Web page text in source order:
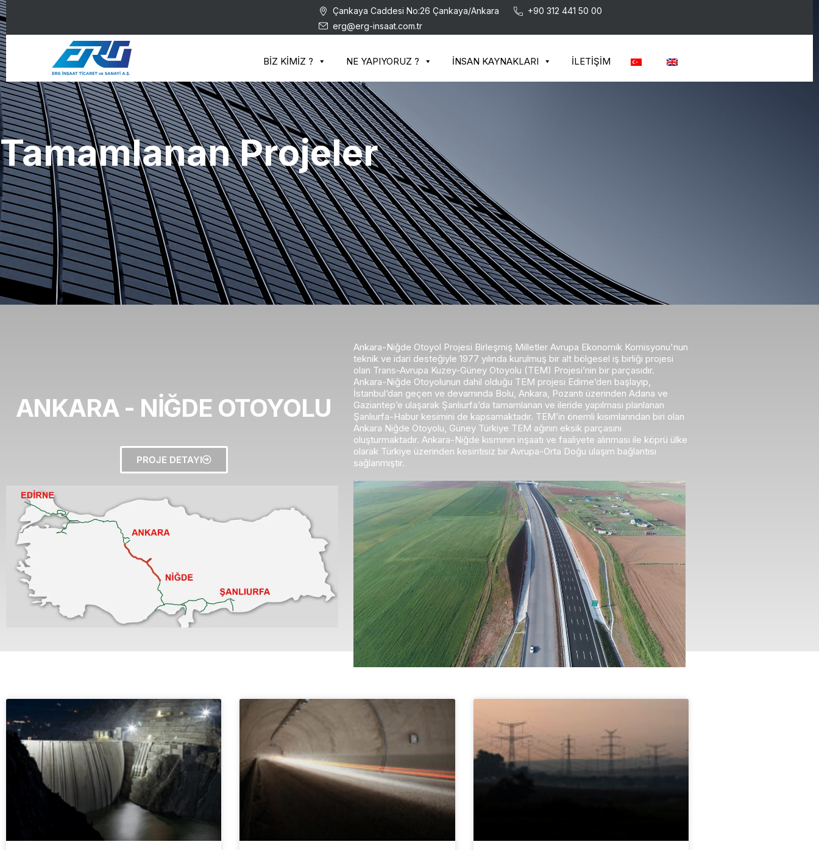
Çankaya Caddesi No:26 Çankaya/Ankara
+90 312 441 50 00
erg@erg-insaat.com.tr
BİZ KİMİZ ? NE YAPIYORUZ ? İNSAN KAYNAKLARI İLETİŞİM
Tamamlanan Projeler
ANKARA - NİĞDE OTOYOLU
PROJE DETAYI
Ankara-Niğde Otoyol Projesi Birleşmiş Milletler Avrupa Ekonomik Komisyonu'nun
teknik ve idari desteğiyle 1977 yılında kurulmuş bir alt bölgesel iş birliği projesi
olan Trans-Avrupa Kuzey-Güney Otoyolu (TEM) Projesi’nin bir parçasıdır.
Ankara-Niğde Otoyolunun dahil olduğu TEM projesi Edirne’den başlayıp,
İstanbul’dan geçen ve devamında Bolu, Ankara, Pozantı üzerinden Adana ve
Gaziantep’e ulaşarak Şanlıurfa’da tamamlanan ve ileride yapılması planlanan
Şanlıurfa-Habur kesimini de kapsamaktadır. TEM’in önemli kısımlarından biri olan
Ankara Niğde Otoyolu, Güney Türkiye TEM ağının eksik parçasını
oluşturmaktadır. Ankara-Niğde kısmının inşaatı ve faaliyete alınması ile köprü ülke
olarak Türkiye üzerinden kesintisiz bir Avrupa-Orta Doğu ulaşım bağlantısı
sağlanmıştır.